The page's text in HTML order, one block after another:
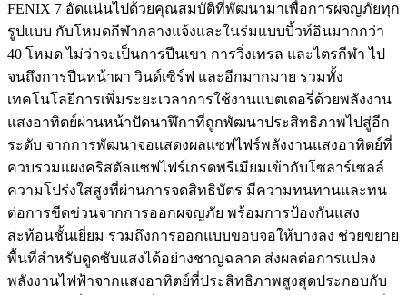
FENIX 7 อัดแน่นไปด้วยคุณสมบัติที่พัฒนามาเพื่อการผจญภัยทุก
รูปแบบ กับโหมดกีฬากลางแจ้งและในร่มแบบบิ้วท์อินมากกว่า
40 โหมด ไม่ว่าจะเป็นการปีนเขา การวิ่งเทรล และไตรกีฬา ไป
จนถึงการปีนหน้าผา วินด์เซิร์ฟ และอีกมากมาย รวมทั้ง
เทคโนโลยีการเพิ่มระยะเวลาการใช้งานแบตเตอรี่ด้วยพลังงาน
แสงอาทิตย์ผ่านหน้าปัดนาฬิกาที่ถูกพัฒนาประสิทธิภาพไปสู่อีก
ระดับ จากการพัฒนาจอแสดงผลแซฟไฟร์พลังงานแสงอาทิตย์ที่
ควบรวมแผงคริสตัลแซฟไฟร์เกรดพรีเมียมเข้ากับโซลาร์เซลล์
ความโปร่งใสสูงที่ผ่านการจดสิทธิบัตร มีความทนทานและทน
ต่อการขีดข่วนจากการออกผจญภัย พร้อมการป้องกันแสง
สะท้อนชั้นเยี่ยม รวมถึงการออกแบบขอบจอให้บางลง ช่วยขยาย
พื้นที่สำหรับดูดซับแสงได้อย่างชาญฉลาด ส่งผลต่อการแปลง
พลังงานไฟฟ้าจากแสงอาทิตย์ที่ประสิทธิภาพสูงสุดประกอบกับ